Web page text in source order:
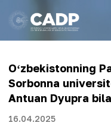
Oʻzbekistonning
Sorbonna
Antuan Dyupra
16.04.2025